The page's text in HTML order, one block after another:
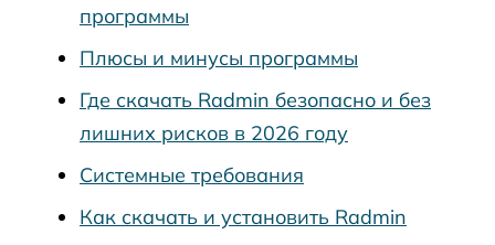
программы
Плюсы и минусы программы
Где скачать Radmin безопасно и без
лишних рисков в 2026 году
Системные требования
Как скачать и установить Radmin